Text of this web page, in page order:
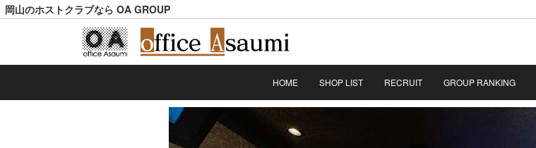
岡山のホストクラブなら OA GROUP
HOME SHOP LIST RECRUIT GROUP RANKING